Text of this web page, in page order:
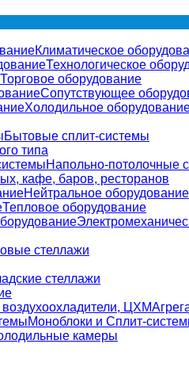
Климатическое
Технологическое
Торговое оборудование
Сопутствующее
Холодильное
Бытовые сплит-системы
типа
Напольно-потолочные
кафе, баров, ресторанов
Нейтральное оборудование
Тепловое оборудование
стеллажи
стеллажи
Моноблоки и Сплит-
камеры